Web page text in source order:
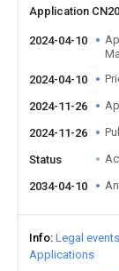
Application
2024-04-10
2024-04-10
2024-11-26
2024-11-26
Status
2034-04-10
Info Legal events
Applications